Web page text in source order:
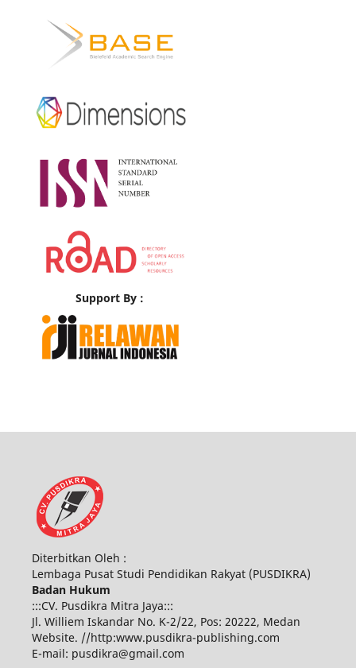
Support By :
Diterbitkan Oleh :
Lembaga Pusat Studi Pendidikan Rakyat (PUSDIKRA)
Badan Hukum
:::CV. Pusdikra Mitra Jaya:::
Jl. Williem Iskandar No. K-2/22, Pos: 20222, Medan
Website. //http:www.pusdikra-publishing.com
E-mail: pusdikra@gmail.com